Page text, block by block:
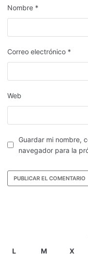
Nombre *
Correo electrónico *
Web
Guardar mi nombre,
navegador para la
L
M X